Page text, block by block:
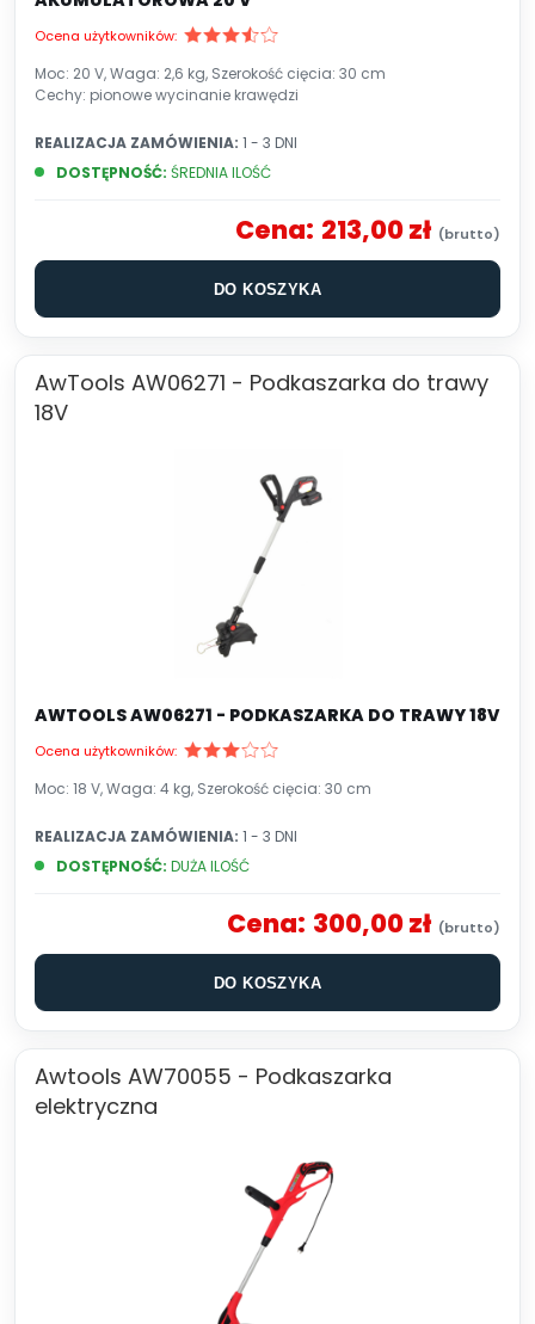
Ocena użytkowników:
Moc: 20 V, Waga: 2,6 kg, Szerokość cięcia: 30 cm
Cechy: pionowe wycinanie krawędzi
DOSTĘPNOŚĆ: ŚREDNIA ILOŚĆ
REALIZACJA ZAMÓWIENIA: 1 - 3 DNI
Cena: 213,00 zł
DO KOSZYKA
AwTools AW06271 - Podkaszarka do trawy
18V
AWTOOLS AW06271 - PODKASZARKA DO TRAWY 18V
Ocena użytkowników:
Moc: 18 V, Waga: 4 kg, Szerokość cięcia: 30 cm
DOSTĘPNOŚĆ: DUŻA ILOŚĆ
REALIZACJA ZAMÓWIENIA: 1 - 3 DNI
Cena: 300,00 zł
DO KOSZYKA
Awtools AW70055 - Podkaszarka
elektryczna